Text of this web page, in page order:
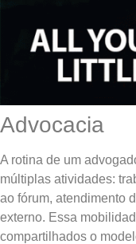
Advocacia
A rotina de um
múltiplas atividades:
ao fórum, atendimento
externo. Essa
compartilhados o